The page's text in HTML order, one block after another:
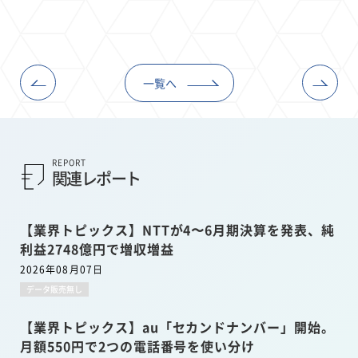
一覧へ
REPORT
関連レポート
【業界トピックス】NTTが4〜6月期決算を発表、純
利益2748億円で増収増益
2026年08月07日
データ販売無し
【業界トピックス】au「セカンドナンバー」開始。
月額550円で2つの電話番号を使い分け